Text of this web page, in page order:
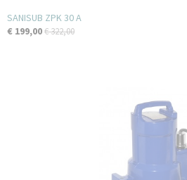
SANISUB ZPK 30 A
€ 199,00€ 322,00